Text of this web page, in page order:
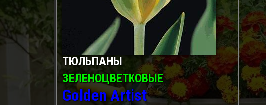
ТЮЛЬПАНЫ
ЗЕЛЕНОЦВЕТКОВЫЕ
Golden Artist